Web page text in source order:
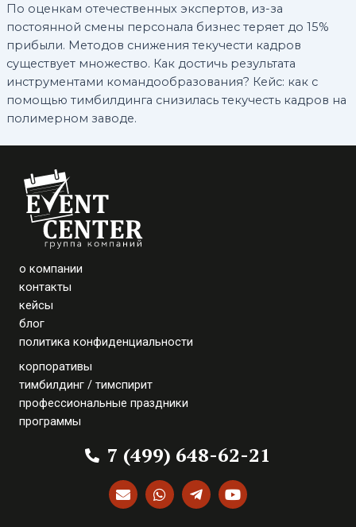
По оценкам отечественных экспертов, из-за
постоянной смены персонала бизнес теряет до 15%
прибыли. Методов снижения текучести кадров
существует множество. Как достичь результата
инструментами командообразования? Кейс: как с
помощью тимбилдинга снизилась текучесть кадров на
полимерном заводе.
о компании
контакты
кейсы
блог
политика конфиденциальности
корпоративы
тимбилдинг / тимспирит
профессиональные праздники
программы
7 (499) 648-62-21
E
n
W
h
T
e
Y
o